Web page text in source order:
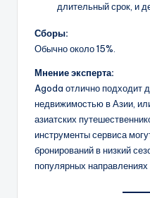
длительный срок, и
Сборы:
Обычно около 15%.
Мнение эксперта:
Agoda отлично подходит
недвижимостью в Азии,
азиатских
инструменты сервиса
бронирований в низкий
популярных направлениях